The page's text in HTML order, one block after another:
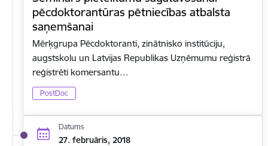
pēcdoktorantūras pētniecības atbalsta
saņemšanai
Mērķgrupa Pēcdoktoranti, zinātnisko institūciju,
augstskolu un Latvijas Republikas Uzņēmumu reģistrā
reģistrēti komersantu…
PostDoc
Datums
27. februāris, 2018